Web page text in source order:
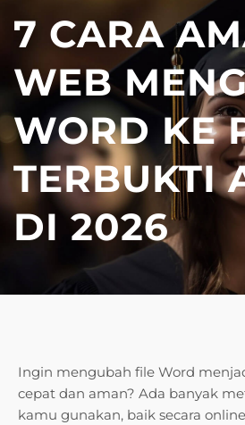
7 CARA
WEB
WORD KE
TERBUKTI
DI 2026
Ingin mengubah file Word
cepat dan aman? Ada banyak
kamu gunakan, baik secara